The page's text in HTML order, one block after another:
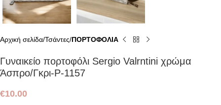
Αρχική σελίδα Τσάντες ΠΟΡΤΟΦΟΛΙΑ
Γυναικείο πορτοφόλι Sergio Valrntini χρώμα
Άσπρο/Γκρι-P-1157
€10.00